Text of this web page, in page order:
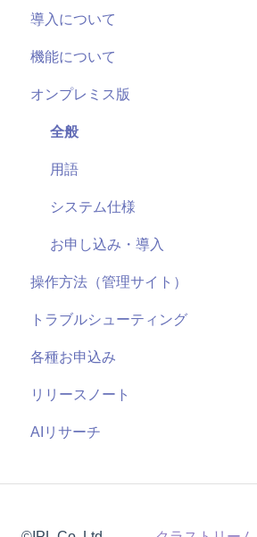
導入について
料金・プラン
機能(導入前)
サービス
導入に向けて
サポート
セキュリティ
機能について
動画配信
ライブ配信
ユーザーID
管理機能：管理サイト
アンケート機能
視聴履歴
既存の仕組みと連携
課金機能
オンプレミス版
全般
用語
システム仕様
お申し込み・導入
操作方法（管理サイト）
はじめに
ライブ配信
ユーザー管理機能
コンテンツ管理機能
トラブルシューティング
視聴ページ
管理サイト
各種お申込み
リリースノート
2026年度
AIリサーチ